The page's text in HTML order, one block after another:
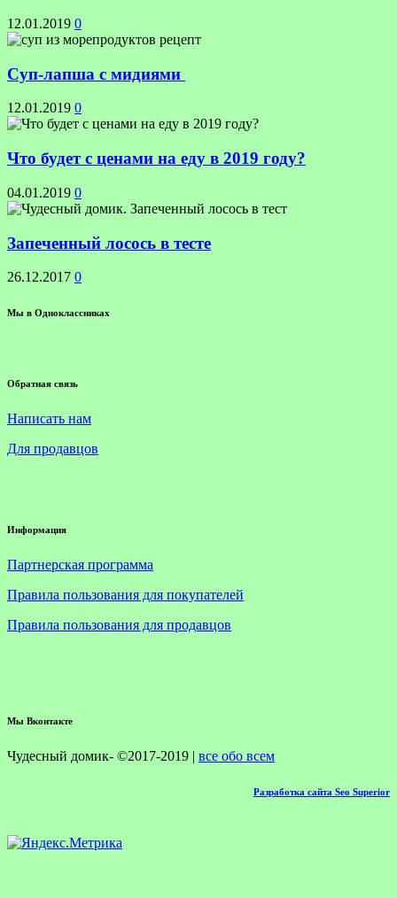
12.01.2019 0
Суп-лапша с мидиями
12.01.2019 0
Что будет с ценами на еду в 2019 году?
04.01.2019 0
Запеченный лосось в тесте
26.12.2017 0
Мы в Одноклассниках
Обратная связь
Написать нам
Для продавцов
Информация
Партнерская программа
Правила пользования для покупателей
Правила пользования для продавцов
Мы Вконтакте
Чудесный домик- ©2017-2019 | все обо всем
Разработка сайта Seo Superior